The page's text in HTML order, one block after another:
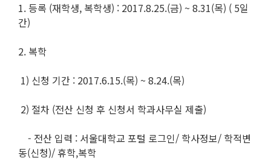
1. 등록 (재학생, 복학생) : 2017.8.25.(금) ~ 8.31(목) ( 5일
간)
2. 복학
1) 신청 기간 : 2017.6.15.(목) ~ 8.24.(목)
2) 절차 (전산 신청 후 신청서 학과사무실 제출)
- 전산 입력 : 서울대학교 포털 로그인/ 학사정보/ 학적변
동(신청)/ 휴학,복학